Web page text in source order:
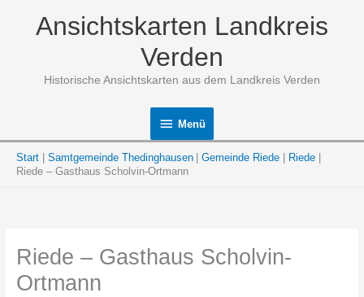
Ansichtskarten Landkreis
Verden
Historische Ansichtskarten aus dem Landkreis Verden
Menü
Menü
Start Samtgemeinde Thedinghausen Gemeinde Riede
Riede
Riede – Gasthaus Scholvin-Ortmann
Riede – Gasthaus Scholvin-
Ortmann